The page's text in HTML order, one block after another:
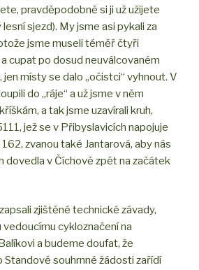
pravděpodobně si ji už užijete
sjezd). My jsme asi pykali za
jsme museli téměř čtyři
cupat po dosud neuválcovaném
místy se dalo „očistci“ vyhnout. V
do „ráje“ a už jsme v něm
a tak jsme uzavírali kruh,
jež se v Přibyslavicích napojuje
zvanou také Jantarová, aby nás
dovedla v Číchově zpět na začátek
zjištěné technické závady,
cykloznačení na
a budeme doufat, že
souhrnné žádosti zařídí